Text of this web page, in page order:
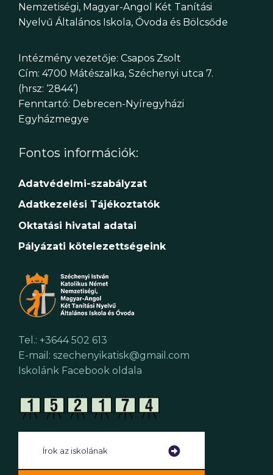
Nemzetiségi, Magyar-Angol Két Tanítási
Nyelvű Általános Iskola, Óvoda és Bölcsőde
Intézmény vezetője: Csapos Zsolt
Cím: 4700 Mátészalka, Széchenyi utca 7.
(hrsz: ‘2844’)
Fenntartó: Debrecen-Nyíregyházi
Egyházmegye
Fontos információk:
Adatvédelmi-szabályzat
Adatkezelési Tájékoztatók
Oktatási hivatal adatai
Pályázati kötelezettségeink
Tel.: +3644 502 613
E-mail: szechenyikatisk@gmail.com
Iskolánk Facebook oldala
Írok az iskolának